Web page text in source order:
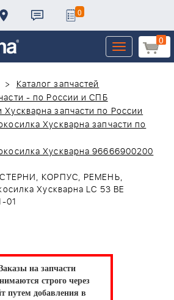
0
0
Toggle
navigation
Каталог запчастей
- по России и СПБ
Хускварна запчасти по России
Хускварна запчасти по
Хускварна 96666900200
КОРПУС, РЕМЕНЬ,
Хускварна LC 53 BE
01
на запчасти
строго через
путем добавления в